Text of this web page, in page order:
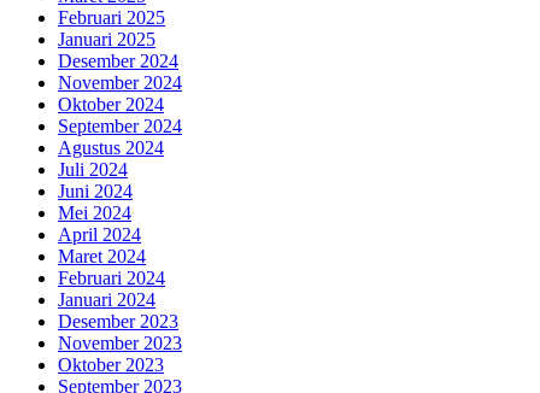
Februari 2025
Januari 2025
Desember 2024
November 2024
Oktober 2024
September 2024
Agustus 2024
Juli 2024
Juni 2024
Mei 2024
April 2024
Maret 2024
Februari 2024
Januari 2024
Desember 2023
November 2023
Oktober 2023
September 2023